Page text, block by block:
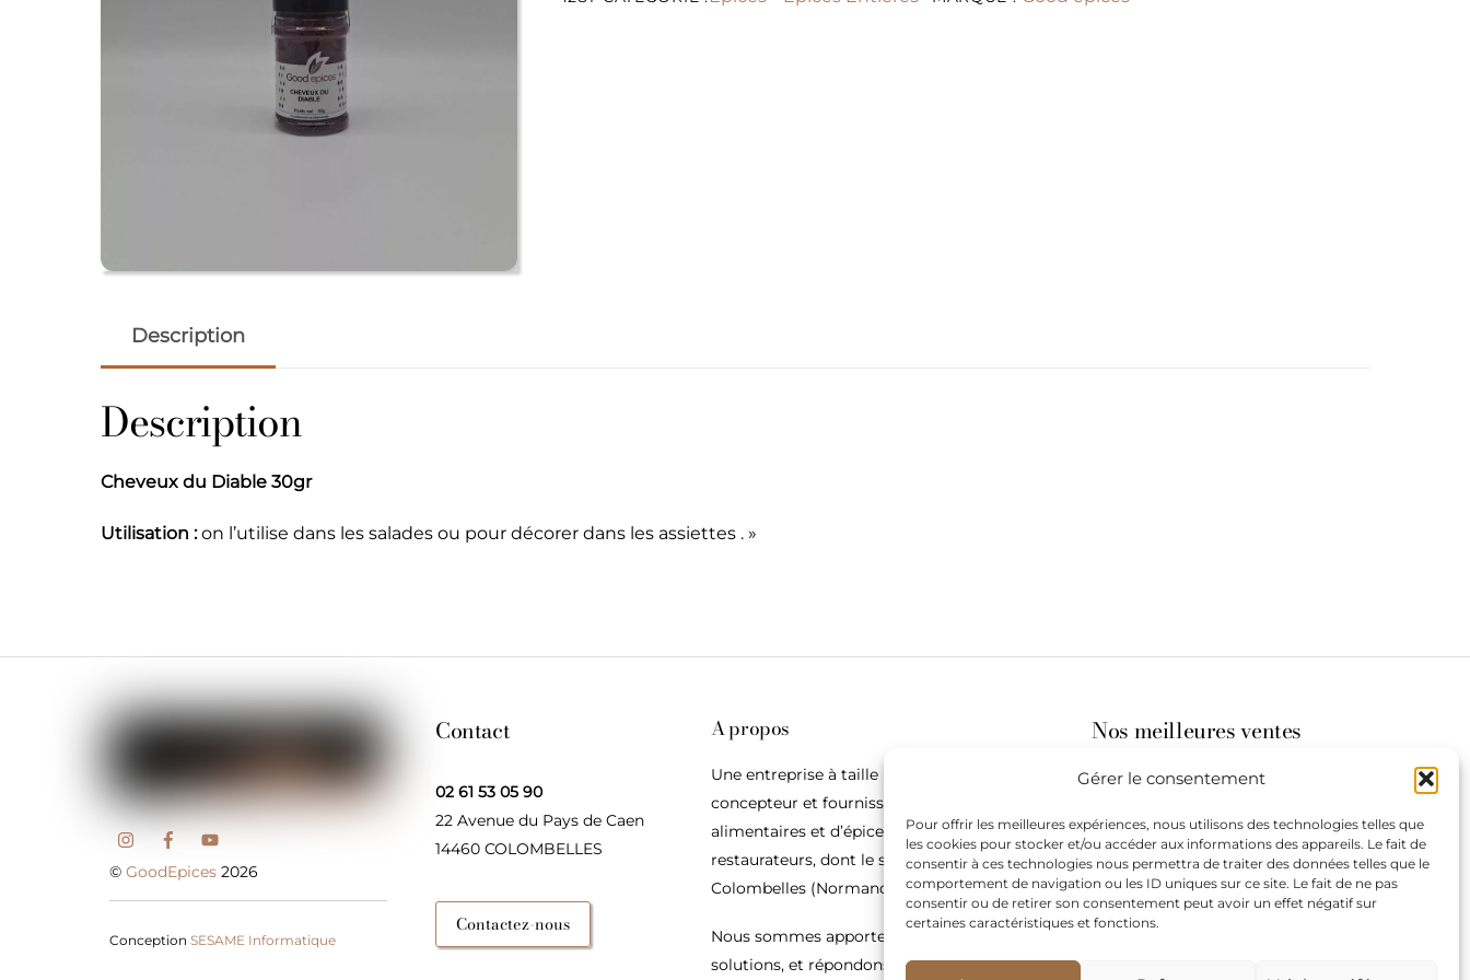
Gérer le consentement
Pour offrir les meilleures expériences, nous utilisons des technologies telles que
les cookies pour stocker et/ou accéder aux informations des appareils. Le fait de
consentir à ces technologies nous permettra de traiter des données telles que le
comportement de navigation ou les ID uniques sur ce site. Le fait de ne pas
consentir ou de retirer son consentement peut avoir un effet négatif sur
certaines caractéristiques et fonctions.
Description
Description
Cheveux du Diable 30gr
Utilisation :on l’utilise dans les salades ou pour décorer dans les assiettes . »
©GoodEpices 2026
ConceptionSESAME Informatique
Contact
02 61 53 05 90
22 Avenue du Pays de Caen
14460 COLOMBELLES
Contactez-nous
A propos
Une entreprise à taille humaine,
concepteur et fournisseur de produits
alimentaires et d’épices pour les
restaurateurs, dont le siège social est à
Colombelles (Normandie).
Nous sommes apporteurs d’idées, de
solutions, et répondons présents pour les
Nos meilleures ventes